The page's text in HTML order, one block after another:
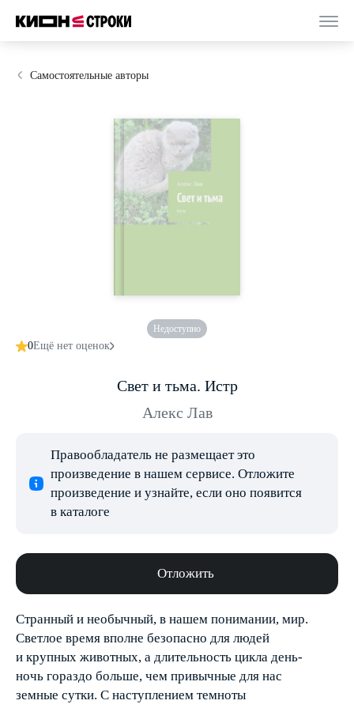
Самостоятельные авторы
Недоступно
0Ещё нет оценок
Свет и тьма. Истр
Алекс Лав
Правообладатель не размещает это
произведение в нашем сервисе. Отложите
произведение и узнайте, если оно появится
в каталоге
Отложить
Странный и необычный, в нашем понимании, мир.
Светлое время вполне безопасно для людей
и крупных животных, а длительность цикла день-
ночь гораздо больше, чем привычные для нас
земные сутки. С наступлением темноты